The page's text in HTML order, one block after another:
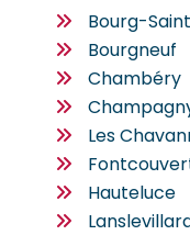
Bourg-
Bourgneuf
Chambéry
Les
Hauteluce